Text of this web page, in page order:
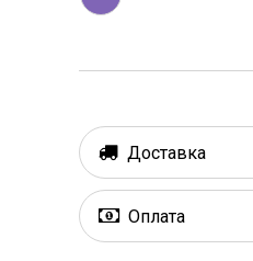
Доставка
Оплата